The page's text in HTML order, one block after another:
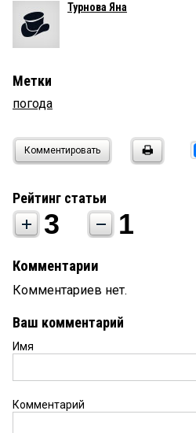
Турнова Яна
Метки
погода
Комментировать
Рейтинг статьи
3 1
Комментарии
Комментариев нет.
Ваш комментарий
Имя
Комментарий